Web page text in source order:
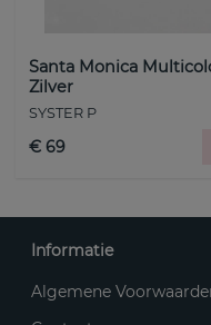
Santa Monica
Zilver
SYSTER P
€ 69
Informatie
Algemene